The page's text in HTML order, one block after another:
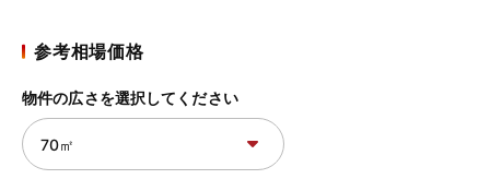
参考相場価格
物件の広さを選択してください